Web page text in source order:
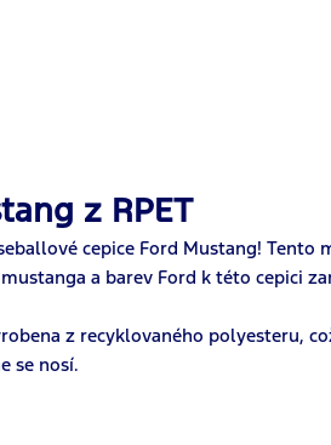
z RPET
cepice Ford Mustang! Tento
a barev Ford k této cepici
z recyklovaného polyesteru,
se nosí.